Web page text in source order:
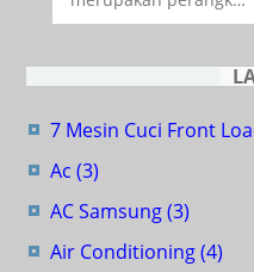
7 Mesin Cuci Front
Ac (3)
AC Samsung(3)
Air Conditioning(4)